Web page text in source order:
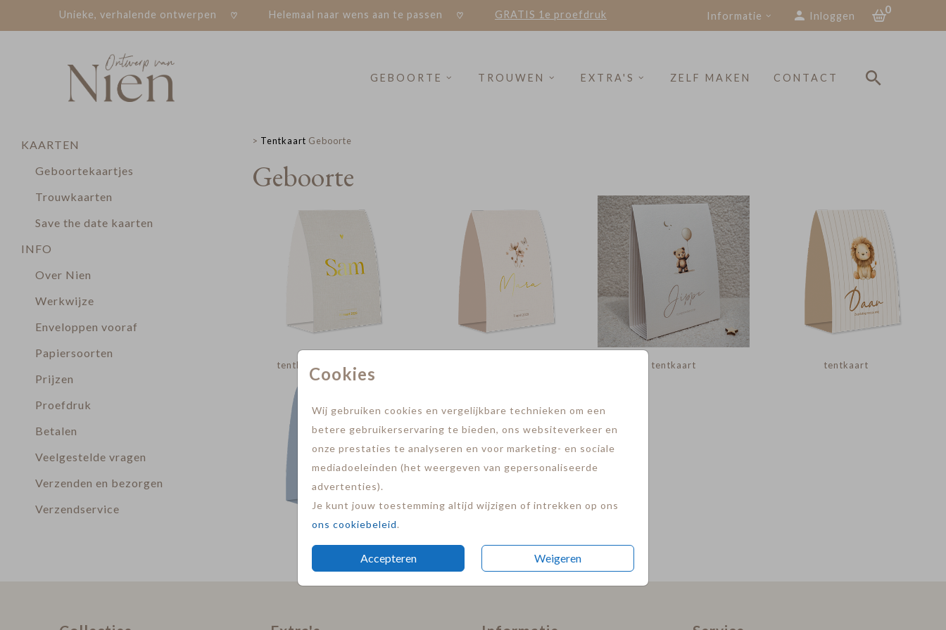
Unieke, verhalende ontwerpen Helemaal naar wens aan te passen GRATIS 1e proefdruk Informatie Inloggen
0
GEBOORTE TROUWEN EXTRA'S ZELF MAKEN CONTACT
Cookies
Wij gebruiken cookies en vergelijkbare technieken om een
betere gebruikerservaring te bieden, ons websiteverkeer en
onze prestaties te analyseren en voor marketing- en sociale
mediadoeleinden (het weergeven van gepersonaliseerde
advertenties).
Je kunt jouw toestemming altijd wijzigen of intrekken op ons
ons cookiebeleid.
Accepteren Weigeren
KAARTEN
Geboortekaartjes
Trouwkaarten
Save the date kaarten
INFO
Over Nien
Werkwijze
Enveloppen vooraf
Papiersoorten
Prijzen
Proefdruk
Betalen
Veelgestelde vragen
Verzenden en bezorgen
Verzendservice
> Tentkaart Geboorte
Geboorte
tentkaart + goudfolie tentkaart tentkaart